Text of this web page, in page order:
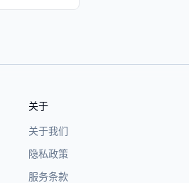
关于
关于我们
隐私政策
服务条款